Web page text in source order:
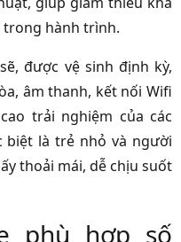
trong hành trình.
được vệ sinh định kỳ,
âm thanh, kết nối Wifi
trải nghiệm của các
biệt là trẻ nhỏ và người
thoải mái, dễ chịu suốt
phù hợp số